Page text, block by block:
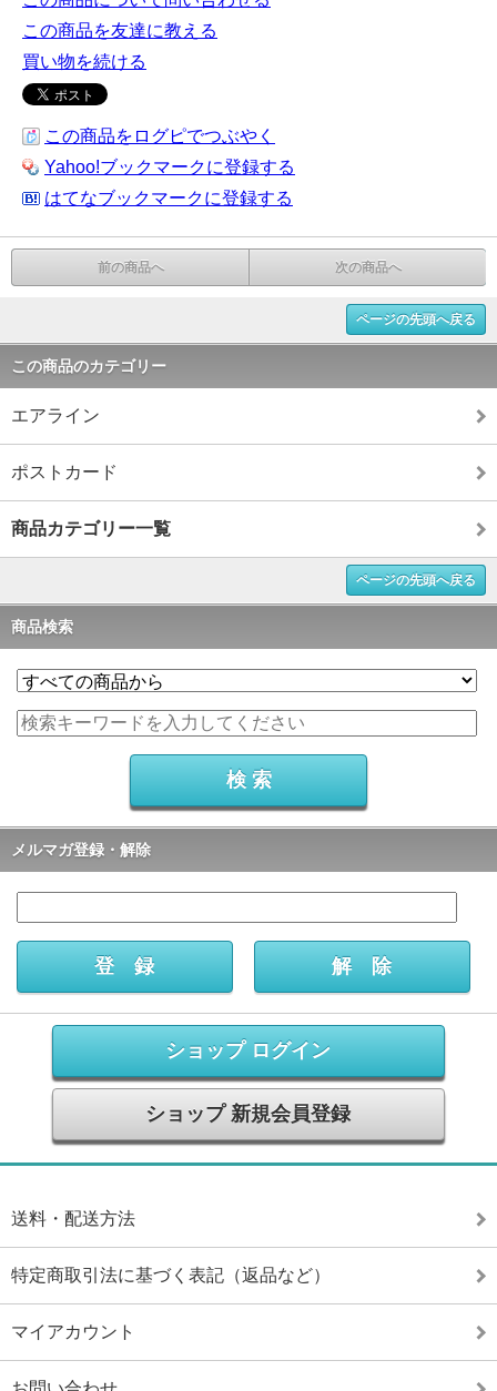
この商品を友達に教える
買い物を続ける
この商品をログピでつぶやく
Yahoo!ブックマークに登録する
はてなブックマークに登録する
前の商品へ 次の商品へ
ページの先頭へ戻る
この商品のカテゴリー
エアライン
ポストカード
商品カテゴリー一覧
ページの先頭へ戻る
商品検索
メルマガ登録・解除
ショップ ログイン
ショップ 新規会員登録
送料・配送方法
特定商取引法に基づく表記（返品など）
マイアカウント